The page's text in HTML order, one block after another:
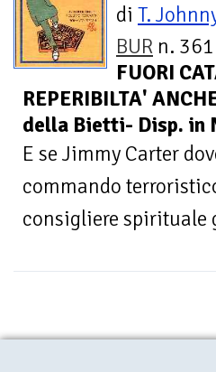
di T.
BUR n.
FUORI
REPERIBILTA'
della Bietti- Disp. in
E se Jimmy Carter
commando
consigliere spirituale